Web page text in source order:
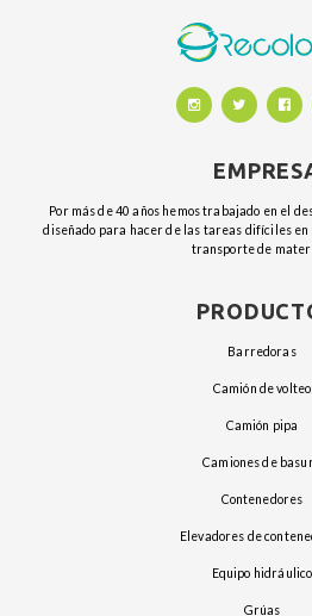
Por más de 40 años hemos trabajado en el
diseñado para hacer de las tareas difíciles
transporte de
barredoras
camión de volteo
camión pipa
camiones de
contenedores
elevadores de
equipo hidráulico
grúas